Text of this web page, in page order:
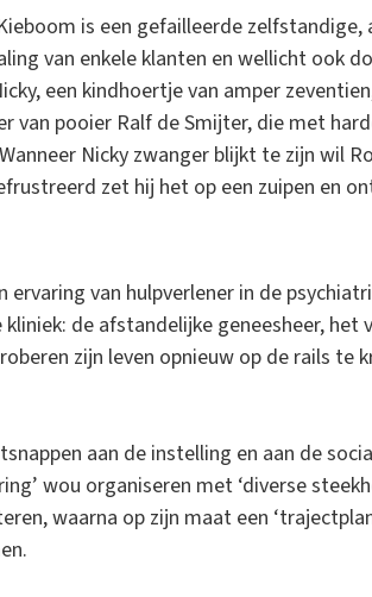
is een gefailleerde
van enkele klanten en wellicht ook
een kindhoertje van amper
van pooier Ralf de Smijter, die met
Nicky zwanger blijkt te zijn wil
zet hij het op een zuipen en
ervaring van hulpverlener in de
kliniek: de afstandelijke geneesheer,
zijn leven opnieuw op de rails te
aan de instelling en aan de
wou organiseren met ‘diverse
waarna op zijn maat een